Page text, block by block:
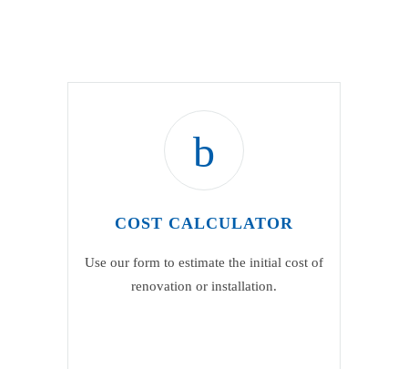
COST CALCULATOR
Use our form to estimate the initial cost of
renovation or installation.